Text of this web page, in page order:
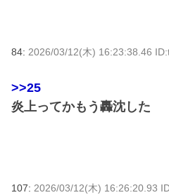
84: 2026/03/12(木) 16:23:38.46
>>25
炎上ってかもう轟沈した
107: 2026/03/12(木) 16:26:20.93